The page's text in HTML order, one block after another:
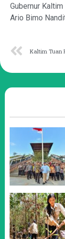
Gubernur
Ario Bimo